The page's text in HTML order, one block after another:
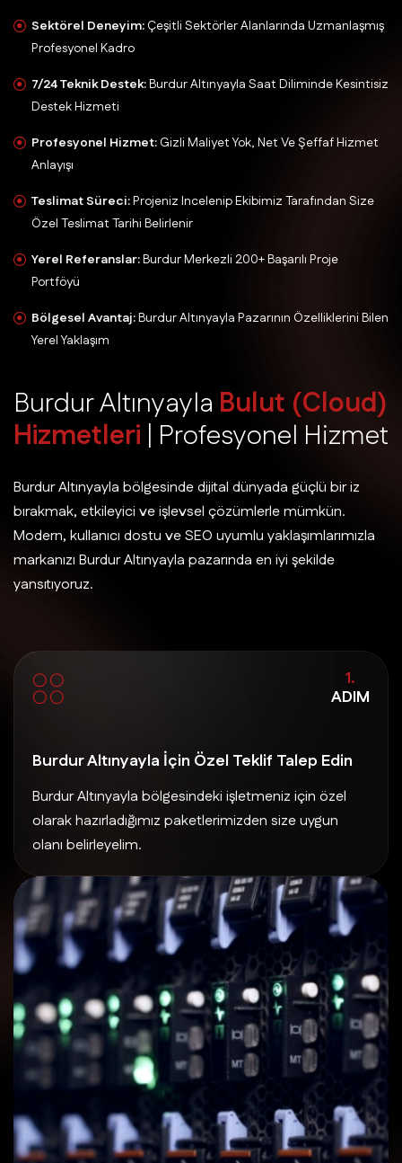
Sektörel Deneyim: Çeşitli Sektörler Alanlarında Uzmanlaşmış
Profesyonel Kadro
7/24 Teknik Destek:Burdur Altınyayla Saat Diliminde Kesintisiz
Destek Hizmeti
Profesyonel Hizmet: Gizli Maliyet Yok, Net Ve Şeffaf Hizmet
Anlayışı
Teslimat Süreci:Projeniz Incelenip Ekibimiz Tarafından Size
Özel Teslimat Tarihi Belirlenir
Yerel Referanslar:Burdur Merkezli 200+ Başarılı Proje
Portföyü
Bölgesel Avantaj:Burdur Altınyayla Pazarının Özelliklerini Bilen
Yerel Yaklaşım
BurdurAltınyayla Bulut (Cloud)
Hizmetleri | Profesyonel Hizmet
Burdur Altınyayla bölgesinde dijital dünyada güçlü bir iz
bırakmak, etkileyici ve işlevsel çözümlerle mümkün.
Modern, kullanıcı dostu ve SEO uyumlu yaklaşımlarımızla
markanızı Burdur Altınyayla pazarında en iyi şekilde
yansıtıyoruz.
1.
ADIM
Burdur Altınyayla İçin Özel Teklif Talep Edin
Burdur Altınyayla bölgesindeki işletmeniz için özel
olarak hazırladığımız paketlerimizden size uygun
olanı belirleyelim.